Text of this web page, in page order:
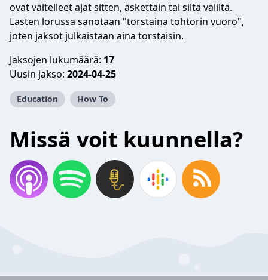
ovat väitelleet ajat sitten, äskettäin tai siltä väliltä.
Lasten lorussa sanotaan "torstaina tohtorin vuoro",
joten jaksot julkaistaan aina torstaisin.
Jaksojen lukumäärä: 17
Uusin jakso: 2024-04-25
Education How To
Missä voit kuunnella?